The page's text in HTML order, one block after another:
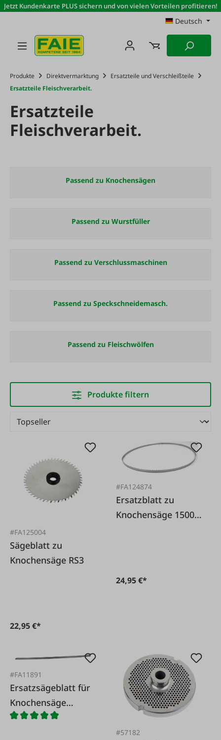
Zum Hauptinhalt springen
Jetzt Kundenkarte PLUS sichern und von vielen Vorteilen profitieren!
Deutsch
Produkte Direktvermarktung
Ersatzteile und Verschleißteile
Ersatzteile Fleischverarbeit.
Ersatzteile
Fleischverarbeit.
Passend zu Knochensägen
Passend zu Wurstfüller
Passend zu Verschlussmaschinen
Passend zu Speckschneidemasch.
Passend zu Fleischwölfen
Produkte filtern
#FA125004
Sägeblatt zu
Knochensäge RS3
22,95 €*
#FA124874
Ersatzblatt zu
Knochensäge 1500
24,95 €*
#FA11891
Ersatzsägeblatt für
Knochensäge
500x20 mm
#57182